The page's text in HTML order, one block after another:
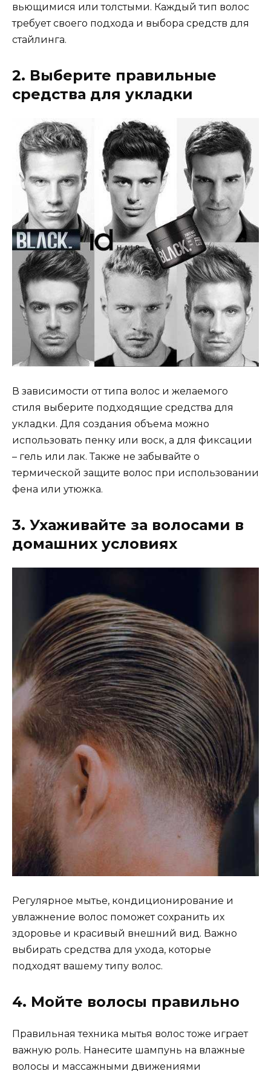
вьющимися или толстыми. Каждый тип волос
требует своего подхода и выбора средств для
стайлинга.
2. Выберите правильные
средства для укладки
В зависимости от типа волос и желаемого
стиля выберите подходящие средства для
укладки. Для создания объема можно
использовать пенку или воск, а для фиксации
– гель или лак. Также не забывайте о
термической защите волос при использовании
фена или утюжка.
3. Ухаживайте за волосами в
домашних условиях
Регулярное мытье, кондиционирование и
увлажнение волос поможет сохранить их
здоровье и красивый внешний вид. Важно
выбирать средства для ухода, которые
подходят вашему типу волос.
4. Мойте волосы правильно
Правильная техника мытья волос тоже играет
важную роль. Нанесите шампунь на влажные
волосы и массажными движениями